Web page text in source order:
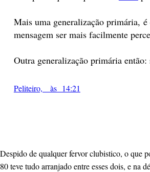
Mais uma generalização primária,
mensagem ser mais facilmente
Outra generalização primária
Peliteiro, às 14:21
Despido de qualquer fervor clubistico, o que
80 teve tudo arranjado entre esses dois, e na